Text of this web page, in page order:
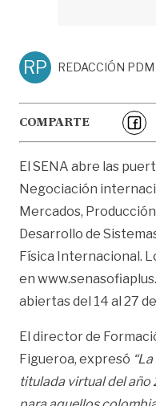
RP REDACCIÓN PDM
COMPARTE
El SENA abre las
Negociación
Mercados,
Desarrollo de
Física Internacional.
en
abiertas del 14 al 27
El director de
Figueroa, expresó
titulada virtual del